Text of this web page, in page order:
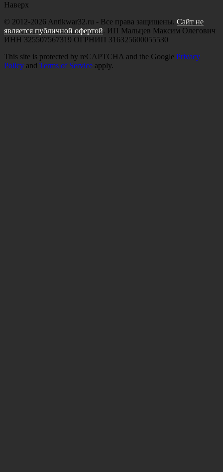
Наверх
© 2012-2026 Antikwar32.ru - Все права защищены. Сайт не
является публичной офертой. ИП Мальцев Максим Олегович
ИНН 325507567319 ОГРНИП 316325600055530
This site is protected by reCAPTCHA and the Google Privacy
Policy and Terms of Service apply.